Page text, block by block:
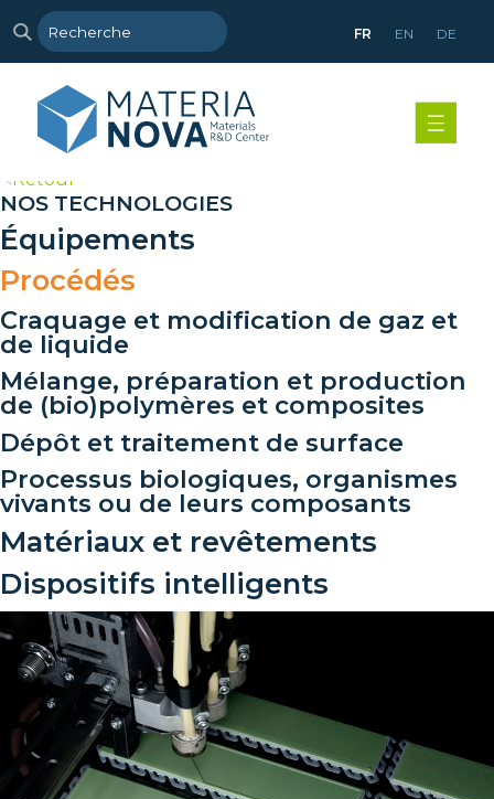
FR EN DE
Retour
NOS TECHNOLOGIES
Équipements
Procédés
Craquage et modification de gaz et
de liquide
Mélange, préparation et production
de (bio)polymères et composites
Dépôt et traitement de surface
Processus biologiques, organismes
vivants ou de leurs composants
Matériaux et revêtements
Dispositifs intelligents